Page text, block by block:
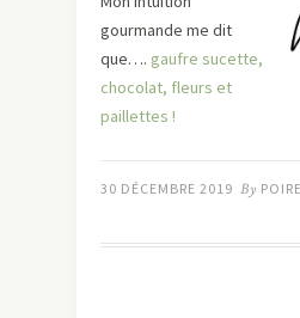
gourmande me dit
que…. gaufre sucette,
chocolat, fleurs et
paillettes !
30 DÉCEMBRE 2019 By